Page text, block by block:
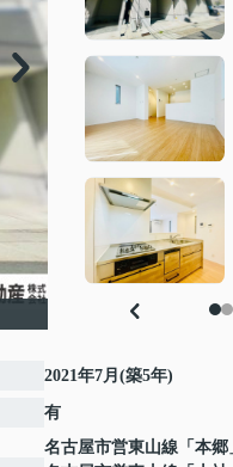
2021年7月(築5年)
有
名古屋市営東山線 「 本郷